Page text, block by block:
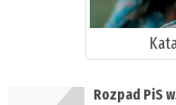
Rozpad PiS